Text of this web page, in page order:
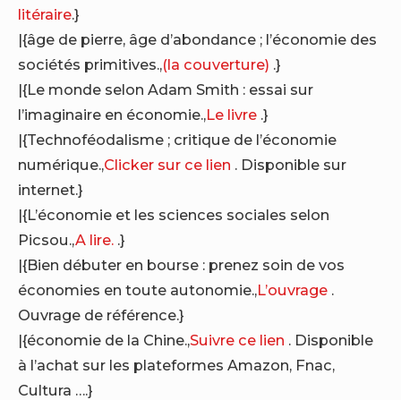
litéraire.}
|{âge de pierre, âge d’abondance ; l’économie des
sociétés primitives.,(la couverture) .}
|{Le monde selon Adam Smith : essai sur
l’imaginaire en économie.,Le livre .}
|{Technoféodalisme ; critique de l’économie
numérique.,Clicker sur ce lien . Disponible sur
internet.}
|{L’économie et les sciences sociales selon
Picsou.,A lire. .}
|{Bien débuter en bourse : prenez soin de vos
économies en toute autonomie.,L’ouvrage .
Ouvrage de référence.}
|{économie de la Chine.,Suivre ce lien . Disponible
à l’achat sur les plateformes Amazon, Fnac,
Cultura ….}